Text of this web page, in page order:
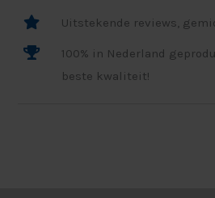
Uitstekende reviews,
100% in Nederland
beste kwaliteit!